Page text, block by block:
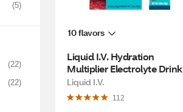
(5)
(22)
(22)
10 flavors
Liquid I.V. Hydration
Multiplier Electrolyte Drink
Mix, Passion Fruit, 6 CT
Liquid I.V.
112